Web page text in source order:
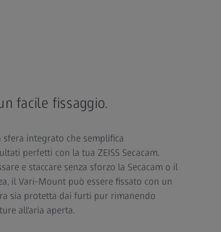
facile fissaggio.
integrato che semplifica
perfetti con la tua ZEISS Secacam.
e staccare senza sforzo la Secacam o il
il Vari-Mount può essere fissato con un
sia protetta dai furti pur rimanendo
all'aria aperta.